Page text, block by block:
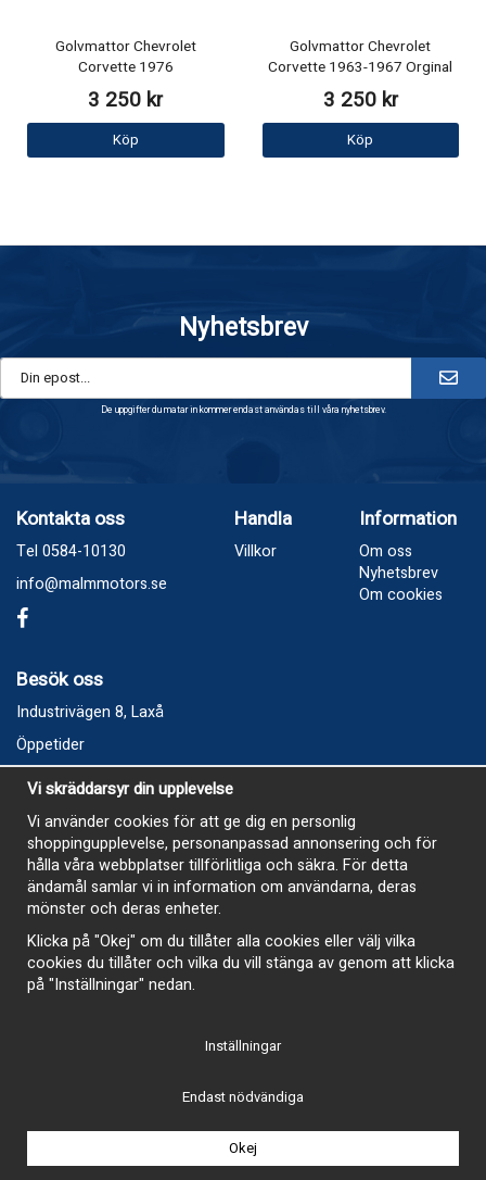
Golvmattor Chevrolet
Corvette 1976
3 250 kr
Köp
Golvmattor Chevrolet
Corvette 1963-1967 Orginal
3 250 kr
Köp
Nyhetsbrev
De uppgifter du matar in kommer endast användas till våra nyhetsbrev.
Kontakta oss
Tel 0584-10130
info@malmmotors.se
Handla
Villkor
Information
Om oss
Nyhetsbrev
Om cookies
Besök oss
Industrivägen 8, Laxå
Öppetider
Vecka 32
Måndag kl 9-12, kl 13 - 15
Onsdag kl 9-12, kl 13 - 15
Tisdag, Tordag och Fredag stängt
E-Handelsbutiken är öppen och paket skickas hela
sommaren
Wikinggruppen
Vi skräddarsyr din upplevelse
Vi använder cookies för att ge dig en personlig
shoppingupplevelse, personanpassad annonsering och för
hålla våra webbplatser tillförlitliga och säkra. För detta
ändamål samlar vi in information om användarna, deras
mönster och deras enheter.
Klicka på "Okej" om du tillåter alla cookies eller välj vilka
cookies du tillåter och vilka du vill stänga av genom att klicka
på "Inställningar" nedan.
Inställningar
Endast nödvändiga
Okej